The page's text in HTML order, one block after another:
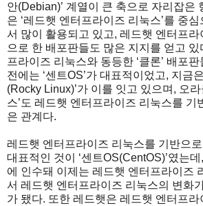
안(Debian)’ 계열이 큰 축으로 자리잡은
은 ‘레드햇 엔터프라이즈 리눅스’를 중
서 많이 활용되고 있고, 레드햇 엔터프
으로 한 배포판들도 많은 지지를 얻고 있
프라이즈 리눅스와 동등한 ‘클론’ 배포판
전에는 ‘센트OS’가 대표적이었고, 지금
(Rocky Linux)’가 이를 잇고 있으며, 오
스’도 레드햇 엔터프라이즈 리눅스를 기
은 관계다.
레드햇 엔터프라이즈 리눅스를 기반으
대표적인 것이 ‘센트OS(CentOS)’였는
에 인수돼 이제는 레드햇 엔터프라이즈
서 레드햇 엔터프라이즈 리눅스의 변화
가 됐다. 또한 레드햇은 레드햇 엔터프